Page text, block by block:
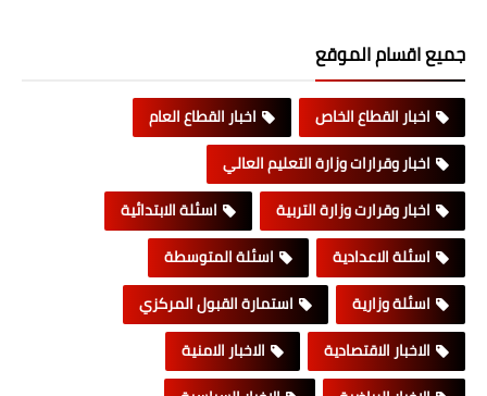
جميع اقسام الموقع
اخبار القطاع الخاص
اخبار القطاع العام
اخبار وقرارات وزارة التعليم العالي
اخبار وقرارت وزارة التربية
اسئلة الابتدائية
اسئلة الاعدادية
اسئلة المتوسطة
اسئلة وزارية
استمارة القبول المركزي
الاخبار الاقتصادية
الاخبار الامنية